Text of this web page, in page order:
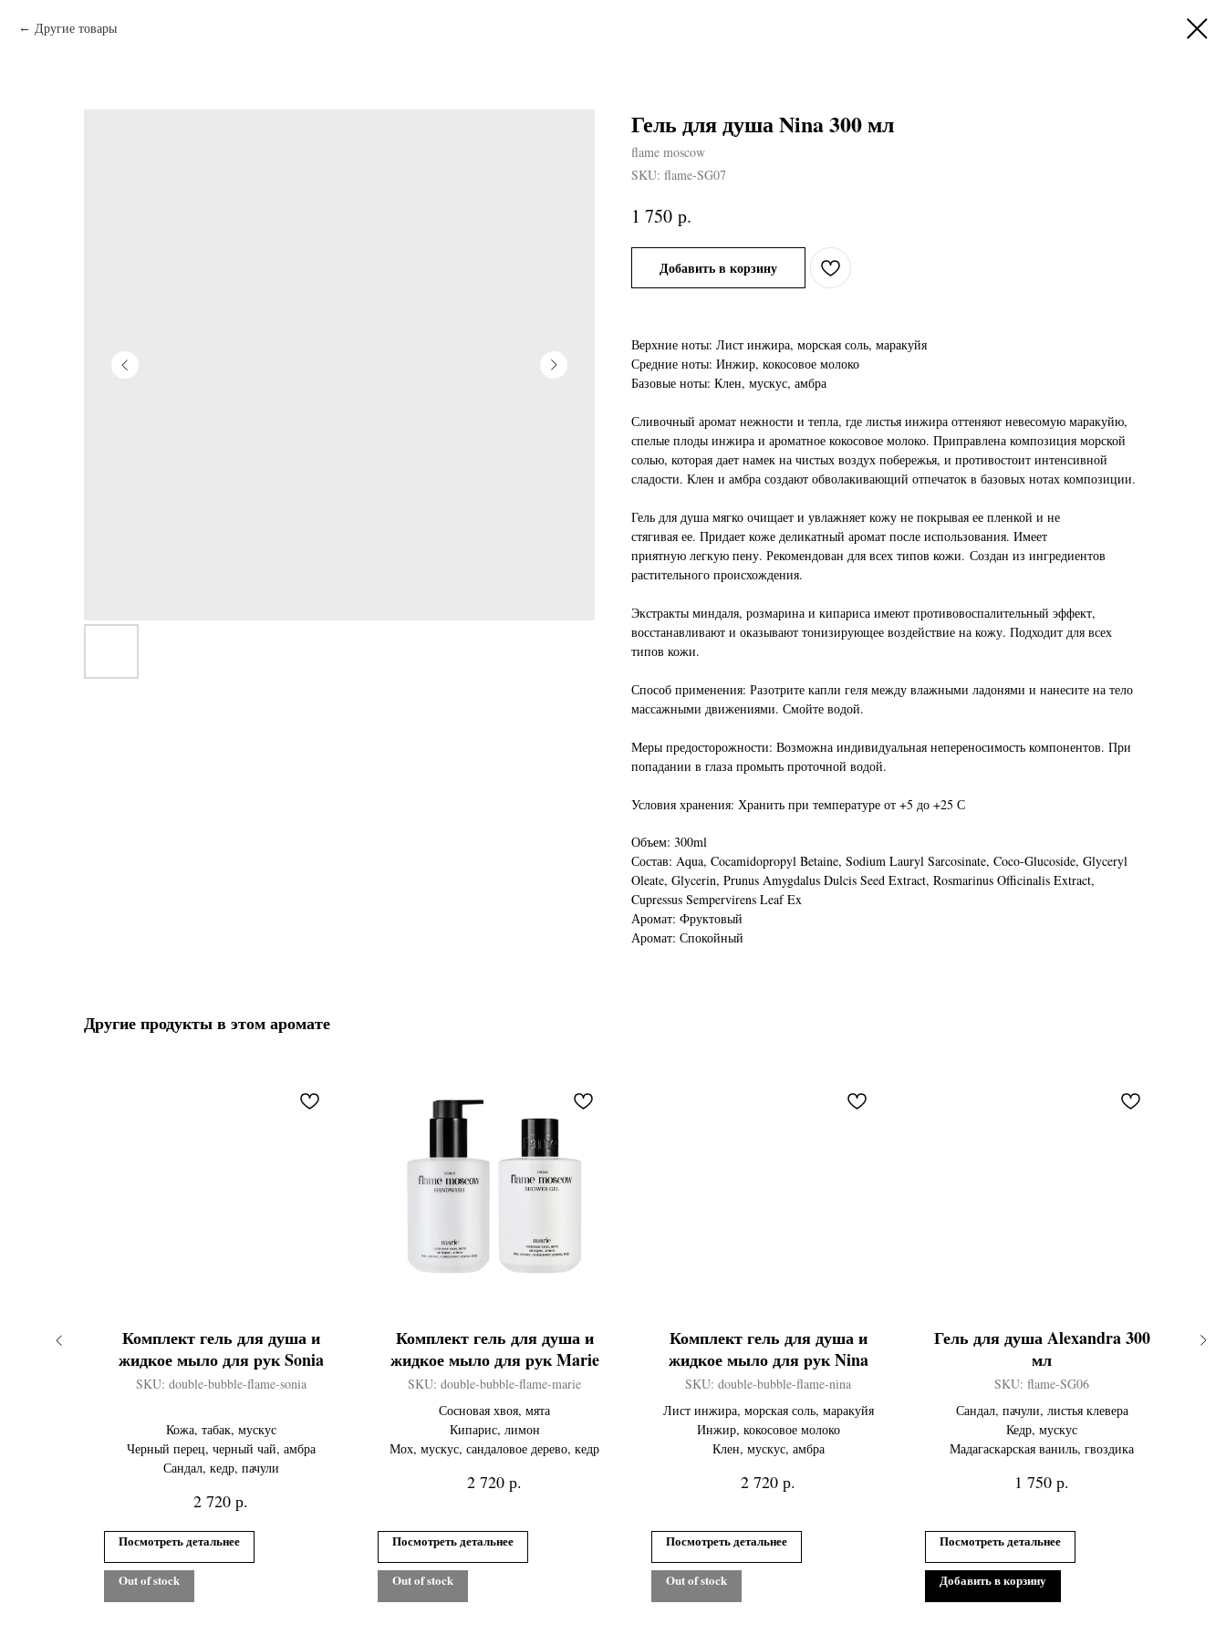
Другие товары
Гель для душа Nina 300 мл
flame moscow
SKU: flame-SG07
1 750 р.
Добавить в корзину
Верхние ноты: Лист инжира, морская соль, маракуйя
Средние ноты: Инжир, кокосовое молоко
Базовые ноты: Клен, мускус, амбра
Сливочный аромат нежности и тепла, где листья инжира оттеняют невесомую маракуйю,
спелые плоды инжира и ароматное кокосовое молоко. Приправлена композиция морской
солью, которая дает намек на чистых воздух побережья, и противостоит интенсивной
сладости. Клен и амбра создают обволакивающий отпечаток в базовых нотах композиции.
Гель для душа мягко очищает и увлажняет кожу не покрывая ее пленкой и не
стягивая ее. Придает коже деликатный аромат после использования. Имеет
приятную легкую пену. Рекомендован для всех типов кожи. Создан из ингредиентов
растительного происхождения.
Экстракты миндаля, розмарина и кипариса имеют противовоспалительный эффект,
восстанавливают и оказывают тонизирующее воздействие на кожу. Подходит для всех
типов кожи.
Способ применения: Разотрите капли геля между влажными ладонями и нанесите на тело
массажными движениями. Смойте водой.
Меры предосторожности: Возможна индивидуальная непереносимость компонентов. При
попадании в глаза промыть проточной водой.
Условия хранения: Хранить при температуре от +5 до +25 С
Объем: 300ml
Состав: Aqua, Cocamidopropyl Betaine, Sodium Lauryl Sarcosinate, Coco-Glucoside, Glyceryl
Oleate, Glycerin, Prunus Amygdalus Dulcis Seed Extract, Rosmarinus Officinalis Extract,
Cupressus Sempervirens Leaf Ex
Аромат: Фруктовый
Аромат: Спокойный
Другие продукты в этом аромате
Комплект гель для душа и
жидкое мыло для рук Sonia
SKU: double-bubble-flame-sonia
Кожа, табак, мускус
Черный перец, черный чай, амбра
Сандал, кедр, пачули
2 720 р.
Посмотреть детальнее
Out of stock
Комплект гель для душа и
жидкое мыло для рук Marie
SKU: double-bubble-flame-marie
Сосновая хвоя, мята
Кипарис, лимон
Мох, мускус, сандаловое дерево, кедр
2 720 р.
Посмотреть детальнее
Out of stock
Комплект гель для душа и
жидкое мыло для рук Nina
SKU: double-bubble-flame-nina
Лист инжира, морская соль, маракуйя
Инжир, кокосовое молоко
Клен, мускус, амбра
2 720 р.
Посмотреть детальнее
Out of stock
Гель для душа Alexandra 300
мл
SKU: flame-SG06
Сандал, пачули, листья клевера
Кедр, мускус
Мадагаскарская ваниль, гвоздика
1 750 р.
Посмотреть детальнее
Добавить в корзину